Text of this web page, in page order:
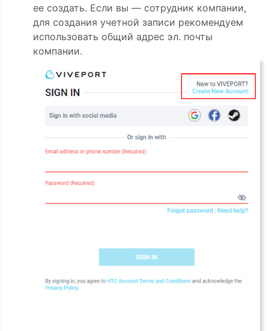
ее создать. Если вы — сотрудник компании,
для создания учетной записи рекомендуем
использовать общий адрес эл. почты
компании.